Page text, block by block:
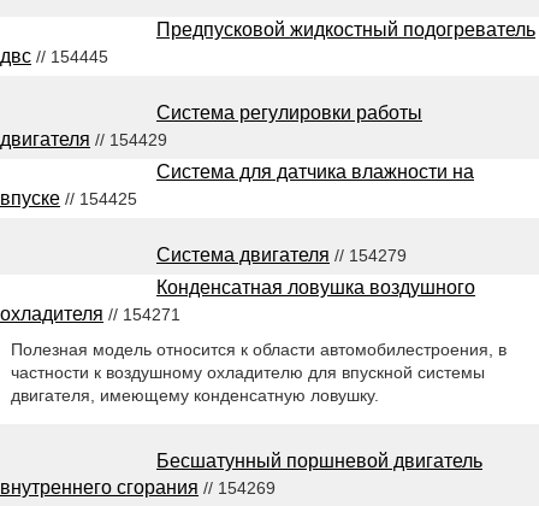
Предпусковой жидкостный подогреватель
двс // 154445
Система регулировки работы
двигателя // 154429
Система для датчика влажности на
впуске // 154425
Система двигателя // 154279
Конденсатная ловушка воздушного
охладителя // 154271
Полезная модель относится к области автомобилестроения, в
частности к воздушному охладителю для впускной системы
двигателя, имеющему конденсатную ловушку.
Бесшатунный поршневой двигатель
внутреннего сгорания // 154269